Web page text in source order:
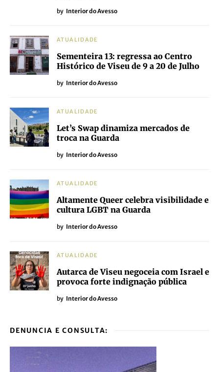
by Interior do Avesso
ATUALIDADE
Sementeira 13: regressa ao Centro
Histórico de Viseu de 9 a 20 de Julho
by Interior do Avesso
ATUALIDADE
Let’s Swap dinamiza mercados de
troca na Guarda
by Interior do Avesso
ATUALIDADE
Altamente Queer celebra visibilidade e
cultura LGBT na Guarda
by Interior do Avesso
ATUALIDADE
Autarca de Viseu negoceia com Israel e
provoca forte indignação pública
by Interior do Avesso
DENUNCIA E CONSULTA: